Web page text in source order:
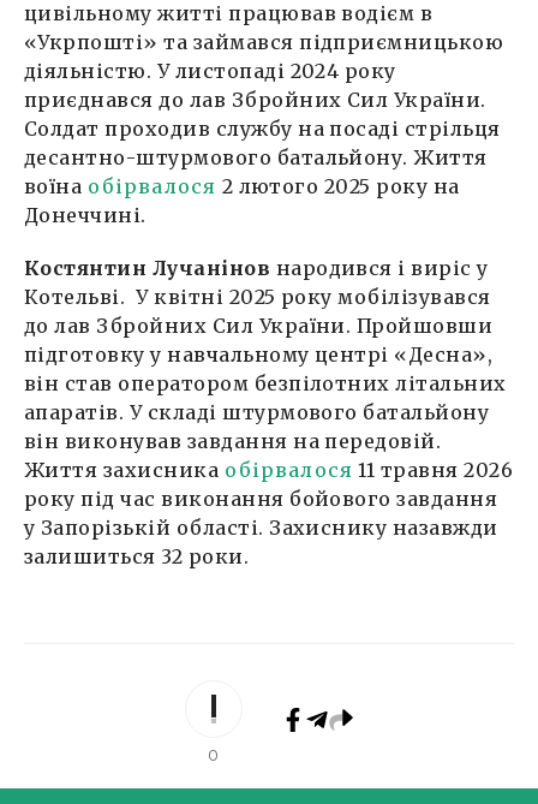
цивільному житті працював водієм в
«Укрпошті» та займався підприємницькою
діяльністю. У листопаді 2024 року
приєднався до лав Збройних Сил України.
Солдат проходив службу на посаді стрільця
десантно-штурмового батальйону. Життя
воїна обірвалося 2 лютого 2025 року на
Донеччині.
Костянтин Лучанінов народився і виріс у
Котельві. У квітні 2025 року мобілізувався
до лав Збройних Сил України. Пройшовши
підготовку у навчальному центрі «Десна»,
він став оператором безпілотних літальних
апаратів. У складі штурмового батальйону
він виконував завдання на передовій.
Життя захисника обірвалося 11 травня 2026
року під час виконання бойового завдання
у Запорізькій області. Захиснику назавжди
залишиться 32 роки.
0